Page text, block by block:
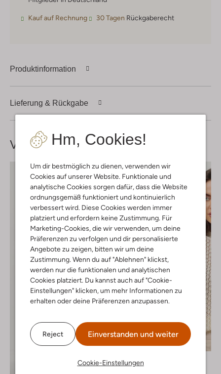
Hm, Cookies!
Um dir bestmöglich zu dienen, verwenden wir
Cookies auf unserer Website. Funktionale und
analytische Cookies sorgen dafür, dass die Website
ordnungsgemäß funktioniert und kontinuierlich
verbessert wird. Diese Cookies werden immer
platziert und erfordern keine Zustimmung. Für
Marketing-Cookies, die wir verwenden, um deine
Präferenzen zu verfolgen und dir personalisierte
Angebote zu zeigen, bitten wir um deine
Zustimmung. Wenn du auf "Ablehnen" klickst,
werden nur die funktionalen und analytischen
Cookies platziert. Du kannst auch auf "Cookie-
Einstellungen" klicken, um mehr Informationen zu
erhalten oder deine Präferenzen anzupassen.
Reject Einverstanden und weiter
Cookie-Einstellungen
Kauf auf Rechnung 30 Tagen Rückgaberecht
Produktinformation
Lieferung & Rückgabe
Vervollständige deinenLook
Letzter Artikel
-50%